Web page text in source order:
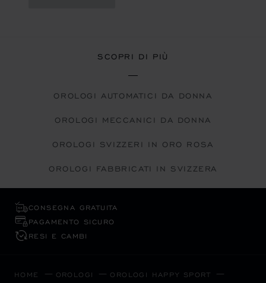
SCOPRI DI PIÙ
OROLOGI AUTOMATICI DA DONNA
OROLOGI MECCANICI DA DONNA
OROLOGI SVIZZERI IN ORO ROSA
OROLOGI FABBRICATI IN SVIZZERA
CONSEGNA GRATUITA
PAGAMENTO SICURO
RESI E CAMBI
HOME OROLOGI OROLOGI HAPPY SPORT